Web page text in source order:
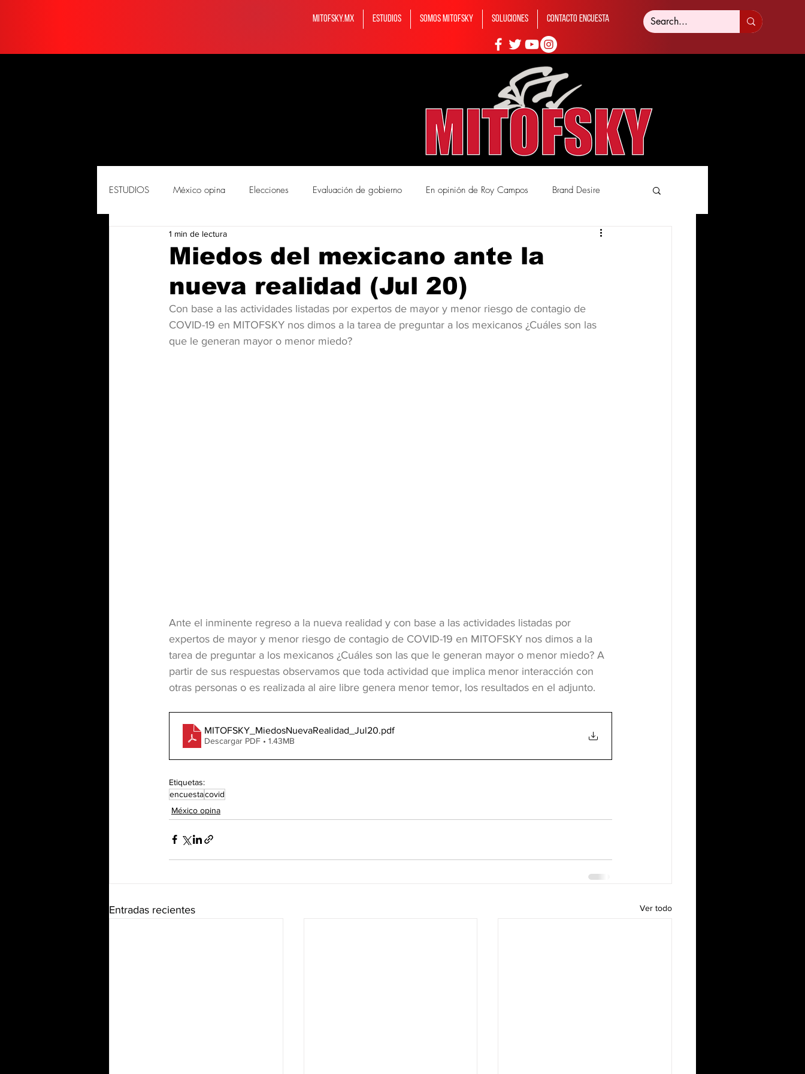
MITOFSKY.MX ESTUDIOS Somos MITOFSKY Soluciones Contacto Encuesta
ESTUDIOS México opina Elecciones Evaluación de gobierno En opinión de Roy Campos Brand Desire
PORTADA Soluciones
Miedos del mexicano ante la
nueva realidad (Jul 20)
1 min de lectura
Con base a las actividades listadas por expertos de mayor y menor riesgo de contagio de
COVID-19 en MITOFSKY nos dimos a la tarea de preguntar a los mexicanos ¿Cuáles son las
que le generan mayor o menor miedo?
Ante el inminente regreso a la nueva realidad y con base a las actividades listadas por
expertos de mayor y menor riesgo de contagio de COVID-19 en MITOFSKY nos dimos a la
tarea de preguntar a los mexicanos ¿Cuáles son las que le generan mayor o menor miedo? A
partir de sus respuestas observamos que toda actividad que implica menor interacción con
otras personas o es realizada al aire libre genera menor temor, los resultados en el adjunto.
MITOFSKY_MiedosNuevaRealidad_Jul20.pdf
Descargar PDF • 1.43MB
Etiquetas:
encuestacovid
México opina
Entradas recientes Ver todo